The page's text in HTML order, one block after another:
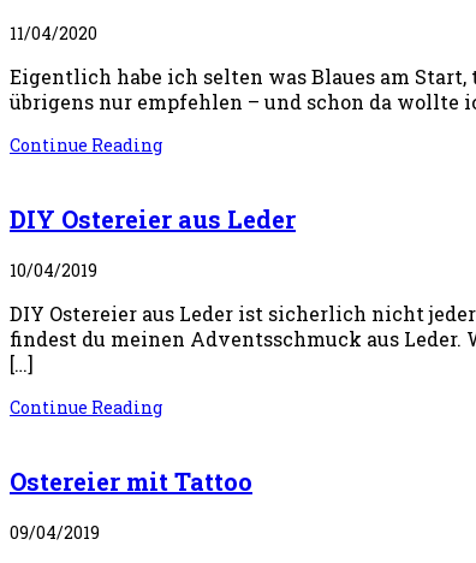
11/04/2020
Eigentlich habe ich selten was Blaues am
übrigens nur empfehlen – und schon da wollte
Continue Reading
DIY Ostereier aus Leder
10/04/2019
DIY Ostereier aus Leder ist sicherlich nicht
findest du meinen Adventsschmuck aus Leder.
[…]
Continue Reading
Ostereier mit Tattoo
09/04/2019